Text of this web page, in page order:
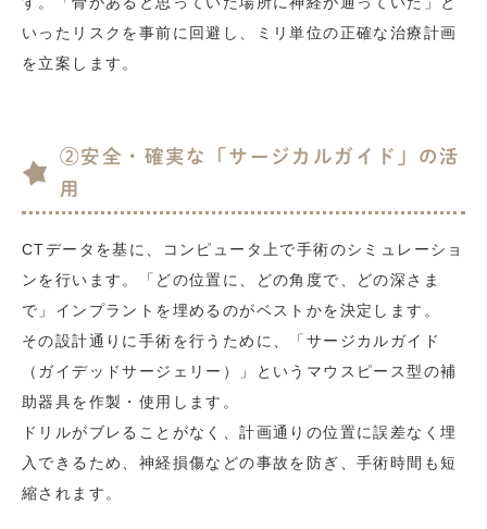
いったリスクを事前に回避し、ミリ単位の正確な治療計画
を立案します。
②安全・確実な「サージカルガイド」の活
用
CTデータを基に、コンピュータ上で手術のシミュレーショ
ンを行います。「どの位置に、どの角度で、どの深さま
で」インプラントを埋めるのがベストかを決定します。
その設計通りに手術を行うために、「サージカルガイド
（ガイデッドサージェリー）」というマウスピース型の補
助器具を作製・使用します。
ドリルがブレることがなく、計画通りの位置に誤差なく埋
入できるため、神経損傷などの事故を防ぎ、手術時間も短
縮されます。